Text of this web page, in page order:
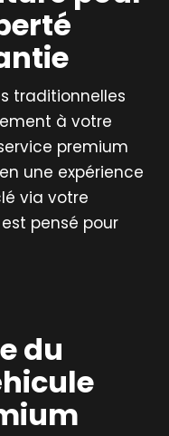
traditionnelles
à votre
premium
une expérience
via votre
pensé pour
du